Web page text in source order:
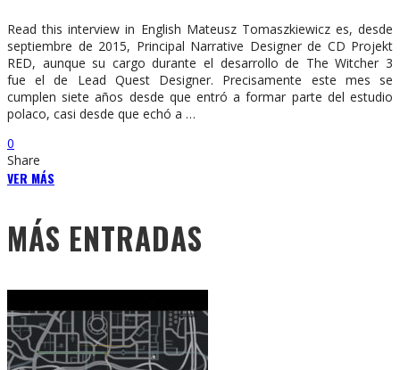
Read this interview in English Mateusz Tomaszkiewicz es, desde
septiembre de 2015, Principal Narrative Designer de CD Projekt
RED, aunque su cargo durante el desarrollo de The Witcher 3
fue el de Lead Quest Designer. Precisamente este mes se
cumplen siete años desde que entró a formar parte del estudio
polaco, casi desde que echó a …
0
Share
VER MÁS
MÁS ENTRADAS